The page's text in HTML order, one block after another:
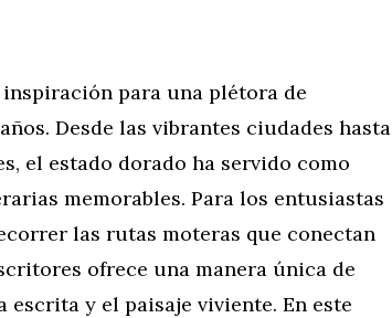
para una plétora de
Desde las vibrantes ciudades hasta
el estado dorado ha servido como
memorables. Para los entusiastas
las rutas moteras que conectan
ofrece una manera única de
y el paisaje viviente. En este